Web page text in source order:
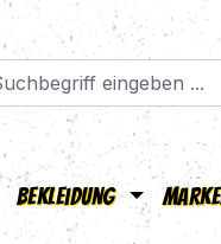
Bekleidung